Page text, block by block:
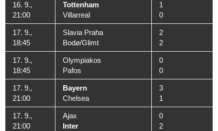
16. 9.,
21:00
Tottenham
Villarreal
1
0
17. 9.,
18:45
Slavia Praha
Bodø/Glimt
2
2
17. 9.,
18:45
Olympiakos
Pafos
0
0
17. 9.,
21:00
Bayern
Chelsea
3
1
17. 9.,
21:00
Ajax
Inter
0
2